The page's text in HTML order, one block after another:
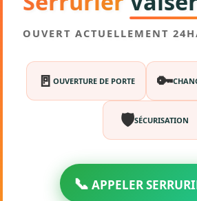
OUVERT ACTUELLEMENT
🚪 OUVERTURE DE PORTE 🔑
🛡️SÉCURISATION
📞 APPELER